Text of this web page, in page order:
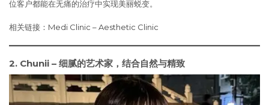
位客户都能在无痛的治疗中实现美丽蜕变。
相关链接： Medi Clinic – Aesthetic Clinic
2. Chunii – 细腻的艺术家，结合自然与精致